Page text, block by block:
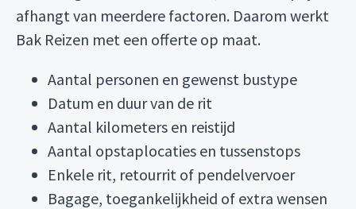
afhangt van meerdere factoren. Daarom werkt
Bak Reizen met een offerte op maat.
Aantal personen en gewenst bustype
Datum en duur van de rit
Aantal kilometers en reistijd
Aantal opstaplocaties en tussenstops
Enkele rit, retourrit of pendelvervoer
Bagage, toegankelijkheid of extra wensen